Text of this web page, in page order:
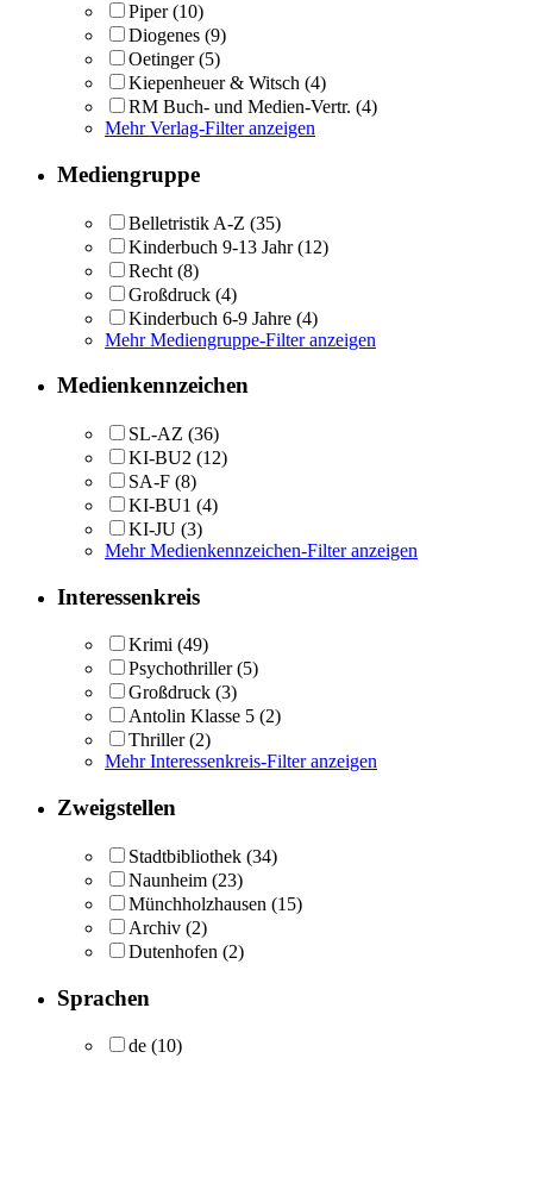
Piper(10)
Diogenes (9)
Oetinger (5)
Kiepenheuer & Witsch (4)
RM Buch- und Medien-Vertr. (4)
Mehr Verlag-Filter anzeigen
Mediengruppe
Belletristik A-Z (35)
Kinderbuch 9-13 Jahr (12)
Recht (8)
Großdruck (4)
Kinderbuch 6-9 Jahre (4)
Mehr Mediengruppe-Filter anzeigen
Medienkennzeichen
SL-AZ (36)
KI-BU2 (12)
SA-F (8)
KI-BU1 (4)
KI-JU (3)
Mehr Medienkennzeichen-Filter anzeigen
Interessenkreis
Krimi (49)
Psychothriller (5)
Großdruck (3)
Antolin Klasse 5 (2)
Thriller (2)
Mehr Interessenkreis-Filter anzeigen
Zweigstellen
Stadtbibliothek (34)
Naunheim (23)
Münchholzhausen (15)
Archiv (2)
Dutenhofen (2)
Sprachen
de (10)